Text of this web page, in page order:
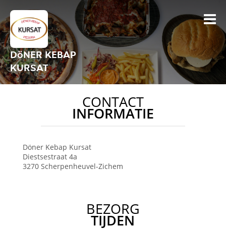
DöNER KEBAP
KURSAT
CONTACT
INFORMATIE
Döner Kebap Kursat
Diestsestraat 4a
3270 Scherpenheuvel-Zichem
BEZORG
TIJDEN